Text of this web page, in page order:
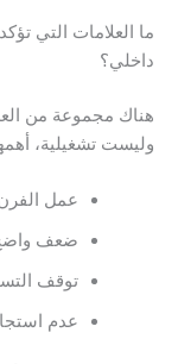
ما العلامات التي
داخلي؟
هناك مجموعة من
وليست تشغيلية،
عمل
ضعف
توقف
عدم